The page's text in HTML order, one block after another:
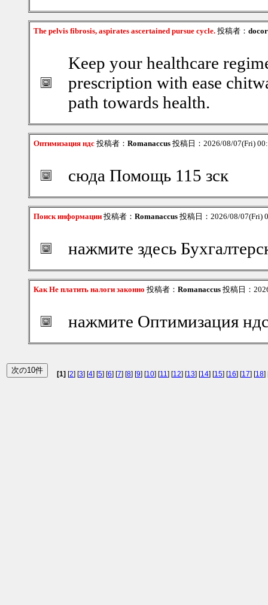
The pelvis fibrosis, aspirates ascertained pursue cycle. 投稿者：
Keep your healthcare
prescription with ease
path towards health.
Оптимизация ндс 投稿者： Romanaccus 投稿日：2026/08/07(Fri)
сюда Помощь 115 зск
Поиск информации 投稿者： Romanaccus 投稿日：2026/08/07(Fri)
нажмите здесь
Как Не платить налоги законно 投稿者： Romanaccus 投稿日：
нажмите Оптимизация
[1] [2] [3] [4] [5] [6] [7] [8] [9] [10] [11] [12] [13] [14] [15] [16] [17] [18]